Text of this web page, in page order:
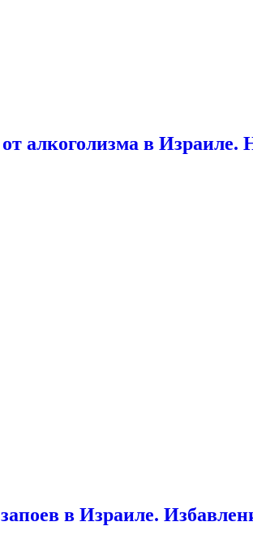
алкоголизма в
в Израиле.